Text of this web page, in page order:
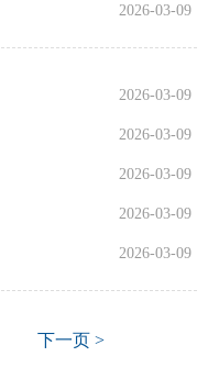
2026-03-09
2026-03-09
2026-03-09
2026-03-09
2026-03-09
2026-03-09
下一页 >